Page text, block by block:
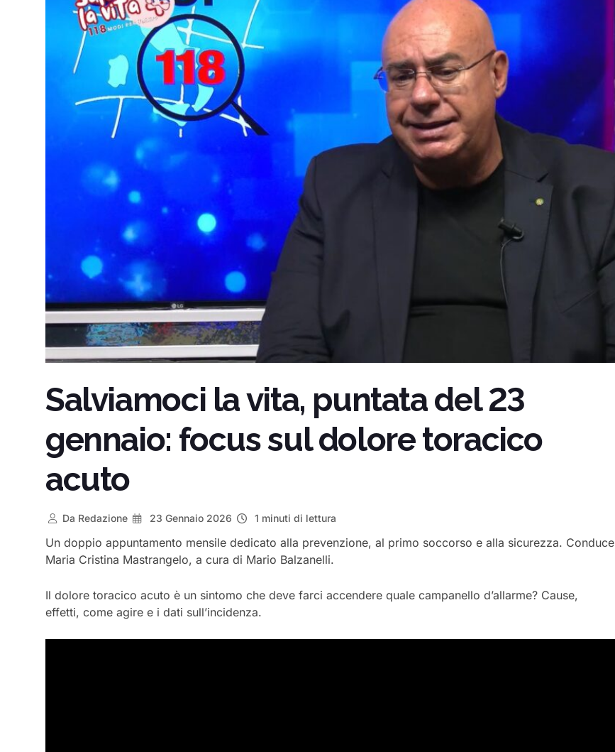
Salviamoci la vita, puntata del 23
gennaio: focus sul dolore toracico
acuto
Da Redazione 23 Gennaio 2026 1 minuti di lettura
Un doppio appuntamento mensile dedicato alla prevenzione, al primo soccorso e alla sicurezza. Conduce
Maria Cristina Mastrangelo, a cura di Mario Balzanelli.
Il dolore toracico acuto è un sintomo che deve farci accendere quale campanello d’allarme? Cause,
effetti, come agire e i dati sull’incidenza.